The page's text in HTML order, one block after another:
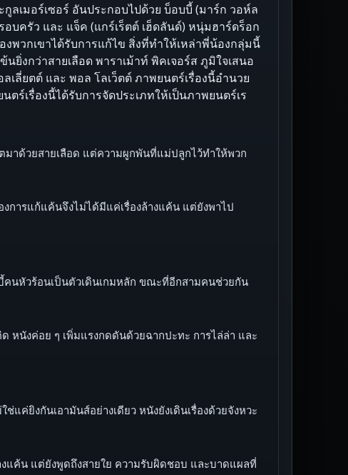
มอร์เซอร์ อันประกอบไปด้วย บ็อบบี้ (มาร์ก วอห์ล
อบครัว และ แจ็ค (แกร์เร็ตต์ เฮ็ดลันด์) หนุ่มฮาร์ดร็อก
พวกเขาได้รับการแก้ไข สิ่งที่ทำให้เหล่าพี่น้องกลุ่มนี้
งกว่าสายเลือด พาราเม้าท์ พิคเจอร์ส ภูมิใจเสนอ
เลี่ยตต์ และ พอล โลเว็ตต์ ภาพยนตร์เรื่องนี้อำนวย
ร์เรื่องนี้ได้รับการจัดประเภทให้เป็นภาพยนตร์เร
มาด้วยสายเลือด แต่ความผูกพันที่แม่ปลูกไว้ทำให้พวก
การแก้แค้นจึงไม่ได้มีแค่เรื่องล้างแค้น แต่ยังพาไป
คนหัวร้อนเป็นตัวเดินเกมหลัก ขณะที่อีกสามคนช่วยกัน
หนังค่อย ๆ เพิ่มแรงกดดันด้วยฉากปะทะ การไล่ล่า และ
ค่ยิงกันเอามันส์อย่างเดียว หนังยังเดินเรื่องด้วยจังหวะ
แค้น แต่ยังพูดถึงสายใย ความรับผิดชอบ และบาดแผลที่